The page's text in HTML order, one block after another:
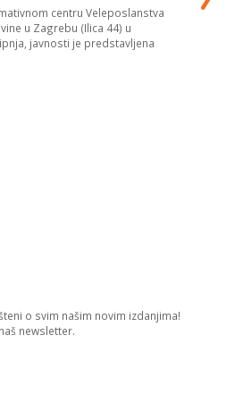
centru Veleposlanstva
u Zagrebu (Ilica 44) u
javnosti je predstavljena
o svim našim novim izdanjima!
newsletter.